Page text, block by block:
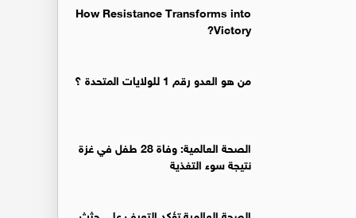
How Resistance Transforms into
Victory?
من هو العدو رقم 1 للولايات المتحدة ؟
الصحة العالمية: وفاة 28 طفل في غزة
نتيجة سوء التغذية